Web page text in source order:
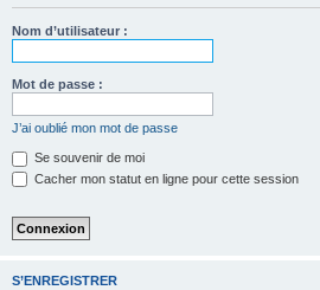
Nom d’utilisateur :
Mot de passe :
J’ai oublié mon mot de passe
Se souvenir de moi
Cacher mon statut en ligne pour cette session
S’ENREGISTRER